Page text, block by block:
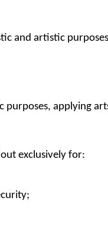
and artistic
purposes, applying
exclusively for: